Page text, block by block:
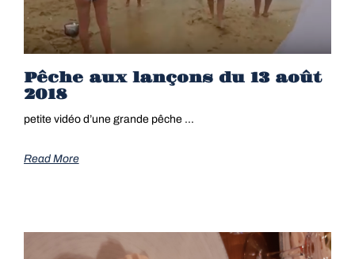
Pêche aux lançons du 13 août
2018
petite vidéo d’une grande pêche …
Read More